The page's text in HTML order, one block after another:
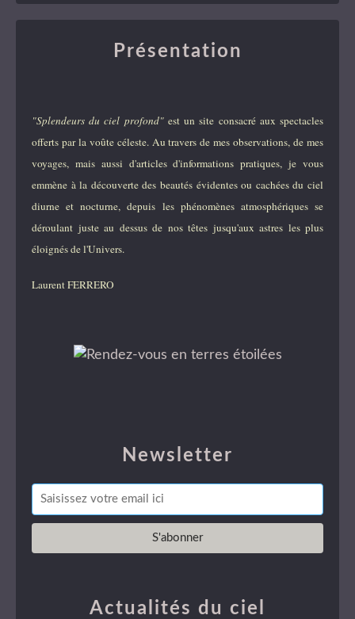
Newsletter
Présentation
"Splendeurs du ciel profond"est un site consacré aux spectacles
offerts par la voûte céleste. Au travers de mes observations, de mes
voyages, mais aussi d'articles d'informations pratiques, je vous
emmène à la découverte des beautés évidentes ou cachées du ciel
diurne et nocturne, depuis les phénomènes atmosphériques se
déroulant juste au dessus de nos têtes jusqu'aux astres les plus
éloignés de l'Univers.
Laurent FERRERO
Actualités du ciel